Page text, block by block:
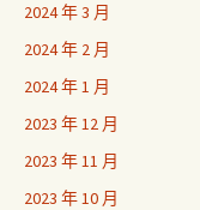
2024 年 3 月
2024 年 2 月
2024 年 1 月
2023 年 12 月
2023 年 11 月
2023 年 10 月